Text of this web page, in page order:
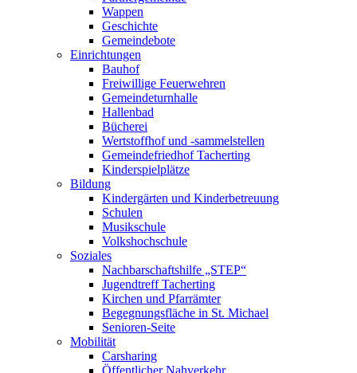
Wappen
Geschichte
Gemeindebote
Einrichtungen
Bauhof
Freiwillige Feuerwehren
Gemeindeturnhalle
Hallenbad
Bücherei
Wertstoffhof und -sammelstellen
Gemeindefriedhof Tacherting
Kinderspielplätze
Bildung
Kindergärten und Kinderbetreuung
Schulen
Musikschule
Volkshochschule
Soziales
Nachbarschaftshilfe „STEP“
Jugendtreff Tacherting
Kirchen und Pfarrämter
Begegnungsfläche in St. Michael
Senioren-Seite
Mobilität
Carsharing
Öffentlicher Nahverkehr